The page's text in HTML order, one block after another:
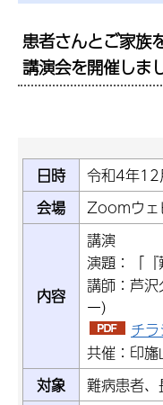
患者さんとご家族
講演会を開催しま
日時
令和4年12
会場
Zoomウェ
内容
講演
演題：「
講師：芦
ー）
チ
共催：印
対象
難病患者